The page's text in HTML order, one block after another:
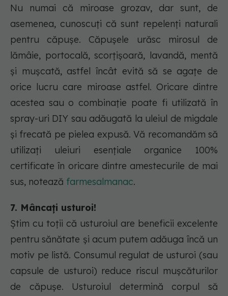
Nu numai că miroase grozav, dar sunt, de
asemenea, cunoscuți că sunt repelenți naturali
pentru căpușe. Căpușele urăsc mirosul de
lămâie, portocală, scorțișoară, lavandă, mentă
și mușcată, astfel încât evită să se agațe de
orice lucru care miroase astfel. Oricare dintre
acestea sau o combinație poate fi utilizată în
spray-uri DIY sau adăugată la uleiul de migdale
și frecată pe pielea expusă. Vă recomandăm să
utilizați uleiuri esențiale organice 100%
certificate în oricare dintre amestecurile de mai
sus, notează farmesalmanac.
7. Mâncați usturoi!
Știm cu toții că usturoiul are beneficii excelente
pentru sănătate și acum putem adăuga încă un
motiv pe listă. Consumul regulat de usturoi (sau
capsule de usturoi) reduce riscul mușcăturilor
de căpușe. Usturoiul determină corpul să